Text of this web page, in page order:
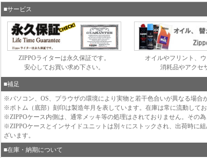
■サービス
ZIPPOライターは永久保証です。
安心してお買い求め下さい。
オイルやフリント、ウ
消耗品やアクセ
■補足
※パソコン、OS、プラウザの環境により実物と若干色合いが異なる場合
※ボトム（底部）刻印は製造年月を表しています。在庫は常に流動して
※ZIPPOケース内側は、通常メッキ等の処理はされておりません。その
※ZIPPOケースとインサイドユニットは別々にストックされ、出荷時に
ざいます。
■在庫・納期について